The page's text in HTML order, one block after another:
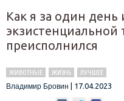
Как я за один день
экзистенциальной
преисполнился
ЖИВОТНЫЕ ЖИЗНЬ
ЛУЧШЕЕ
Владимир Бровин | 17.04.2023